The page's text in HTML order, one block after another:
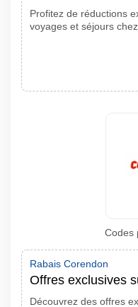
Profitez de réductions
voyages et séjours
Codes
Rabais Corendon
Offres exclusives
Découvrez des offres